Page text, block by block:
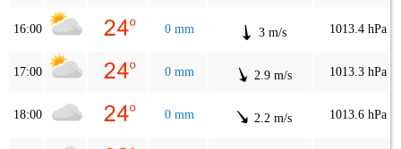
16:00 0 mm 3 m/s 1013.4 hPa
17:00 0 mm 2.9 m/s 1013.3 hPa
18:00 0 mm 2.2 m/s 1013.6 hPa